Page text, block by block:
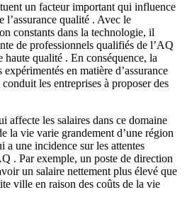
un facteur important qui influence
l’assurance qualité . Avec le
constants dans la technologie, il
de professionnels qualifiés de l’AQ
qualité . En conséquence, la
en matière d’assurance
les entreprises à proposer des
affecte les salaires dans ce domaine
la vie varie grandement d’une région
a une incidence sur les attentes
. Par exemple, un poste de direction
un salaire nettement plus élevé que
ville en raison des coûts de la vie